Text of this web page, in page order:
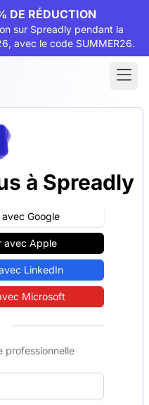
DE RÉDUCTION
sur Spreadly pendant la
avec le code SUMMER26.
à Spreadly
Google
avec Apple
LinkedIn
Microsoft
professionnelle